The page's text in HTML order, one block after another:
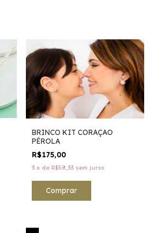
BRINCO KIT CORAÇAO
PÉROLA
R$175,00
3 x de R$58,33 sem juros